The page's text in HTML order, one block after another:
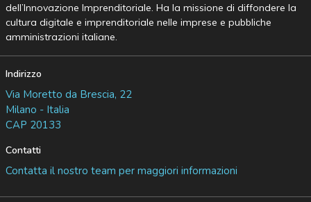
dell’Innovazione Imprenditoriale. Ha la missione di diffondere la
cultura digitale e imprenditoriale nelle imprese e pubbliche
amministrazioni italiane.
Indirizzo
Via Moretto da Brescia, 22
Milano - Italia
CAP 20133
Contatti
Contatta il nostro team per maggiori informazioni